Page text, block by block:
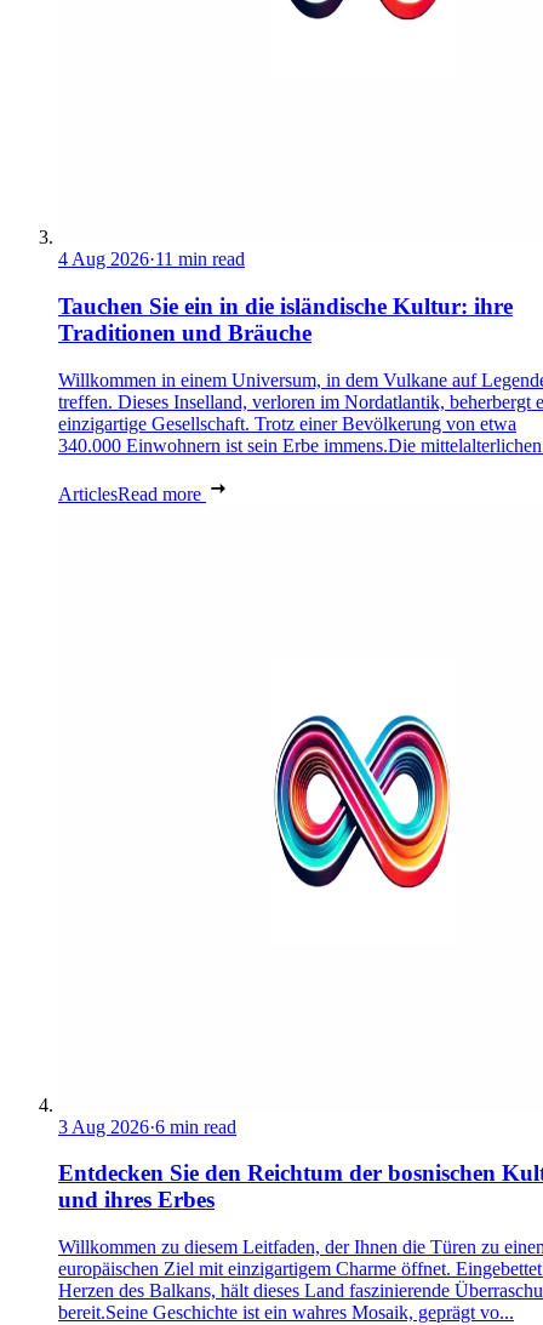
4 Aug 2026·11 min read
Tauchen Sie ein in die isländische Kultur: ihre
Traditionen und Bräuche
Willkommen in einem Universum, in dem Vulkane auf
treffen. Dieses Inselland, verloren im Nordatlantik, beherbergt
einzigartige Gesellschaft. Trotz einer Bevölkerung von etwa
340.000 Einwohnern ist sein Erbe immens.Die
ArticlesRead more
3 Aug 2026·6 min read
Entdecken Sie den Reichtum der bosnischen
und ihres Erbes
Willkommen zu diesem Leitfaden, der Ihnen die Türen zu
europäischen Ziel mit einzigartigem Charme öffnet.
Herzen des Balkans, hält dieses Land faszinierende
bereit.Seine Geschichte ist ein wahres Mosaik, geprägt vo...